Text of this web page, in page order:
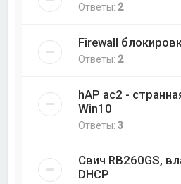
Ответы: 2
Firewall
Ответы: 2
hAP ac2 -
Win10
Ответы:3
Свич RB260GS,
DHCP